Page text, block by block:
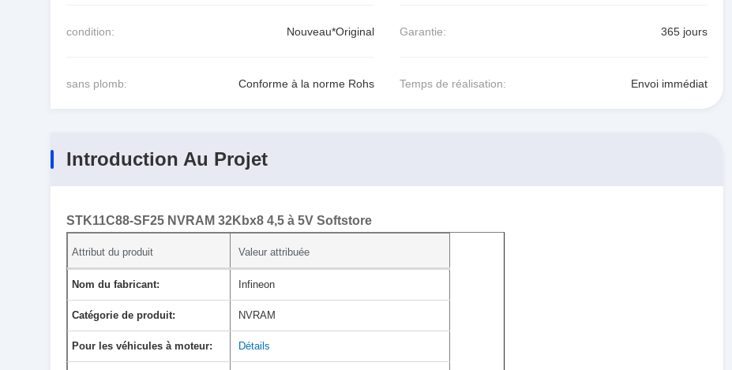
condition: Nouveau*Original Garantie: 365 jours
sans plomb: Conforme à la norme Rohs Temps de réalisation: Envoi immédiat
Introduction Au Projet
STK11C88-SF25 NVRAM 32Kbx8 4,5 à 5V Softstore
Attribut du produit Valeur attribuée
Nom du fabricant: Infineon
Catégorie de produit: NVRAM
Pour les véhicules à moteur: Détails